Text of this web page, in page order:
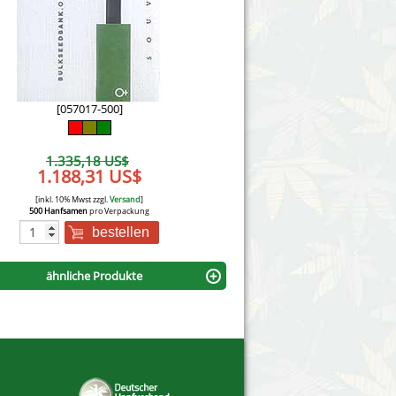
Victory Seeds
Vision Seeds
White Label Seeds
World of Seeds
CBD Nutzhanfsamen
[057017-500]
1.335,18 US$
1.188,31 US$
[inkl. 10% Mwst zzgl.Versand]
500 Hanfsamenpro Verpackung
bestellen
ähnliche Produkte